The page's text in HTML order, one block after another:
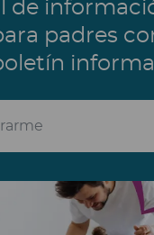
de
padres